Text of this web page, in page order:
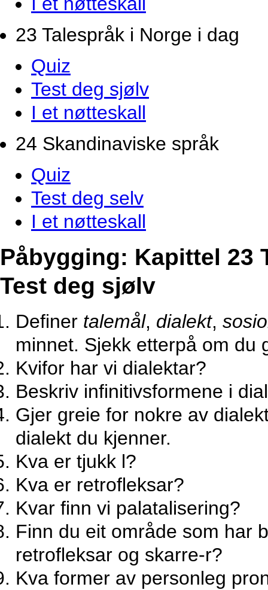
23 Talespråk i Norge i dag
Quiz
Test deg sjølv
I et nøtteskall
24 Skandinaviske språk
Quiz
Test deg selv
I et nøtteskall
Påbygging: Kapittel 23
Test deg sjølv
Definer talemål, dialekt,
minnet. Sjekk etterpå om du
Kvifor har vi dialektar?
Beskriv infinitivsformene i
Gjer greie for nokre av
dialekt du kjenner.
Kva er tjukk l?
Kva er retrofleksar?
Kvar finn vi palatalisering?
Finn du eit område som har
retrofleksar og skarre-r?
Kva former av personleg